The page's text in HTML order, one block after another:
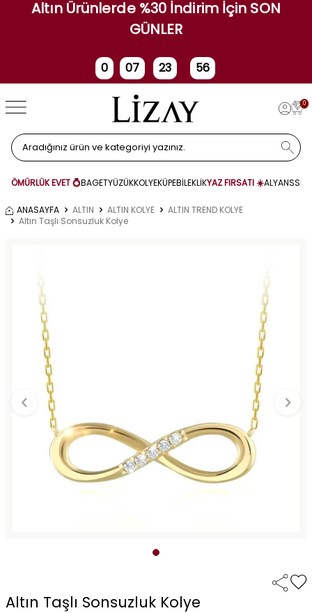
Altın Ürünlerde %30 İndirim İçin SON
GÜNLER
0
Gün
07
Saat
23 55
0
ÖMÜRLÜK EVET 💍BAGETYÜZÜKKOLYEKÜPEBİLEKLİKYAZ FIRSATI ☀️ALYANS
ANASAYFA ALTIN ALTIN KOLYE
ALTIN TREND KOLYE
Altın Taşlı Sonsuzluk Kolye
Altın Taşlı Sonsuzluk Kolye